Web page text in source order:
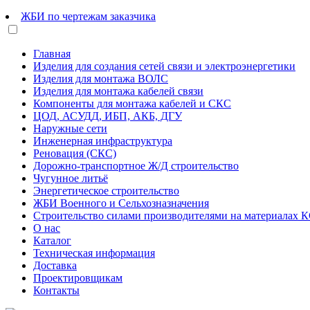
ЖБИ по чертежам заказчика
Главная
Изделия для создания сетей связи и электроэнергетики
Изделия для монтажа ВОЛС
Изделия для монтажа кабелей связи
Компоненты для монтажа кабелей и СКС
ЦОД, АСУДД, ИБП, АКБ, ДГУ
Наружные сети
Инженерная инфраструктура
Реновация (СКС)
Дорожно-транспортное Ж/Д строительство
Чугунное литьё
Энергетическое строительство
ЖБИ Военного и Сельхозназначения
Строительство силами производителями на материалах
О нас
Каталог
Техническая информация
Доставка
Проектировщикам
Контакты